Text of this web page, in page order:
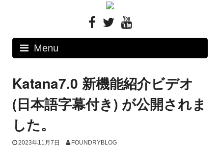
Menu
Katana7.0 新機能紹介ビデオ
(日本語字幕付き) が公開されま
した。
2023年11月7日 FOUNDRYBLOG